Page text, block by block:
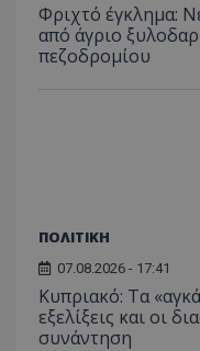
Φριχτό έγκλημα:
από άγριο
πεζοδρομίου
ΠΟΛΙΤΙΚΗ
07.08.2026 - 17:41
Κυπριακό: Τα
εξελίξεις και οι
συνάντηση